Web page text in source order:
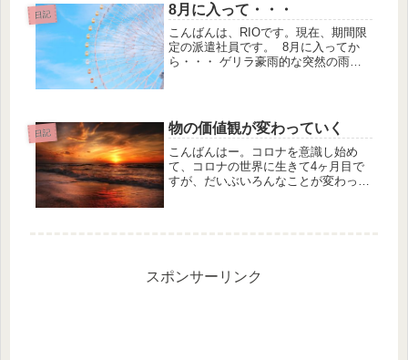
クは必須だ...
日記 8月に入って・・・
こんばんは、RIOです。現在、期間限
定の派遣社員です。 8月に入ってか
ら・・・ ゲリラ豪雨的な突然の雨が
す。 熱中症に気をつけないとです...
日記 物の価値観が変わっていく
こんばんはー。コロナを意識し始め
て、コロナの世界に生きて4ヶ月目で
すが、だいぶいろんなことが変わって
スポンサーリンク